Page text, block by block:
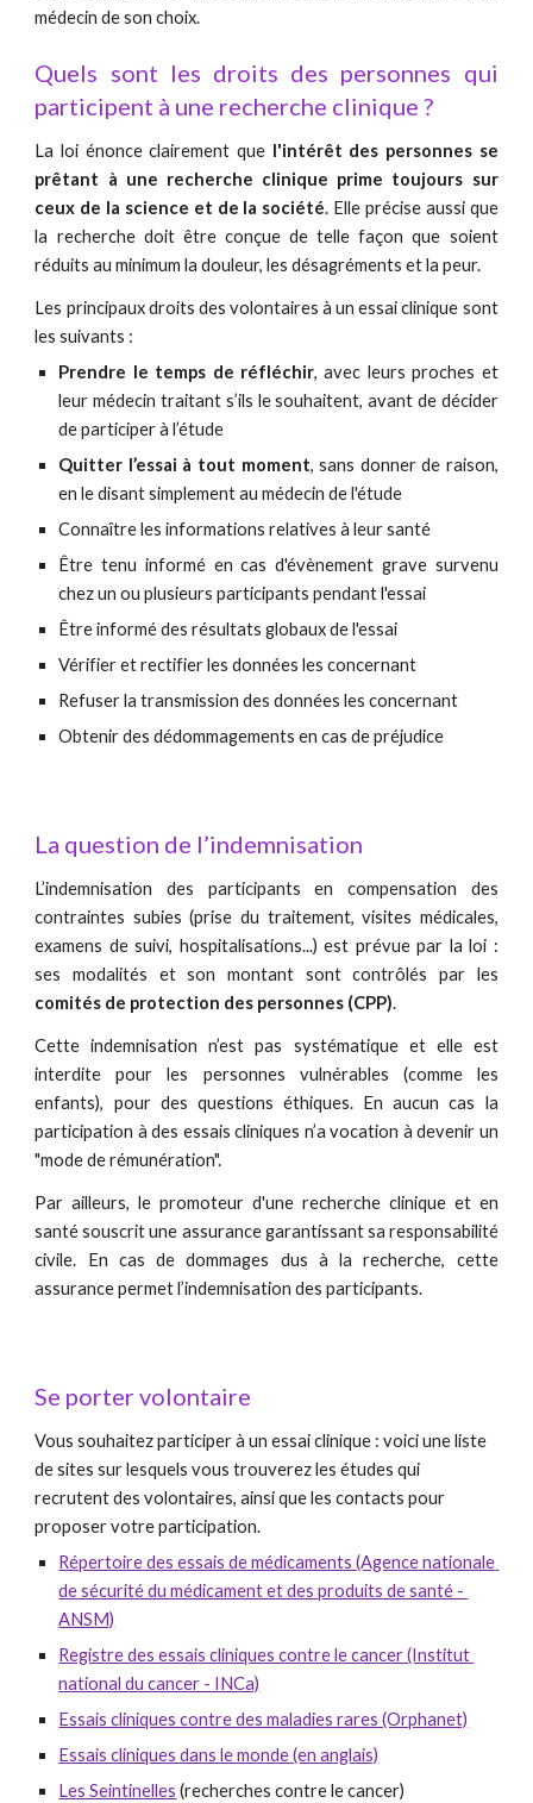
médecin de son choix.
Quels sont les droits des personnes qui
participent à une recherche clinique ?
La loi énonce clairement que l'intérêt des personnes se
prêtant à une recherche clinique prime toujours sur
ceux de la science et de la société. Elle précise aussi que
la recherche doit être conçue de telle façon que soient
réduits au minimum la douleur, les désagréments et la peur.
Les principaux droits des volontaires à un essai clinique sont
les suivants :
Prendre le temps de réfléchir, avec leurs proches et
leur médecin traitant s’ils le souhaitent, avant de décider
de participer à l’étude
Quitter l’essai à tout moment, sans donner de raison,
en le disant simplement au médecin de l'étude
Connaître les informations relatives à leur santé
Être tenu informé en cas d'évènement grave survenu
chez un ou plusieurs participants pendant l'essai
Être informé des résultats globaux de l'essai
Vérifier et rectifier les données les concernant
Refuser la transmission des données les concernant
Obtenir des dédommagements en cas de préjudice
La question de l’indemnisation
L’indemnisation des participants en compensation des
contraintes subies (prise du traitement, visites médicales,
examens de suivi, hospitalisations...) est prévue par la loi :
ses modalités et son montant sont contrôlés par les
comités de protection des personnes (CPP).
Cette indemnisation n’est pas systématique et elle est
interdite pour les personnes vulnérables (comme les
enfants), pour des questions éthiques. En aucun cas la
participation à des essais cliniques n’a vocation à devenir un
"mode de rémunération".
Par ailleurs, le promoteur d'une recherche clinique et en
santé souscrit une assurance garantissant sa responsabilité
civile. En cas de dommages dus à la recherche, cette
assurance permet l’indemnisation des participants.
Se porter volontaire
Vous souhaitez participer à un essai clinique : voici une liste
de sites sur lesquels vous trouverez les études qui
recrutent des volontaires, ainsi que les contacts pour
proposer votre participation.
Répertoire des essais de médicaments (Agence nationale
de sécurité du médicament et des produits de santé -
ANSM)
Registre des essais cliniques contre le cancer (Institut
national du cancer - INCa)
Essais cliniques contre des maladies rares (Orphanet)
Essais cliniques dans le monde (en anglais)
Les Seintinelles (recherches contre le cancer)